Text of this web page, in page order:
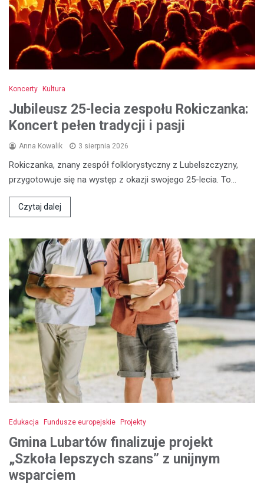
Koncerty Kultura
Jubileusz 25-lecia zespołu Rokiczanka:
Koncert pełen tradycji i pasji
Anna Kowalik 3 sierpnia 2026
Rokiczanka, znany zespół folklorystyczny z Lubelszczyzny,
przygotowuje się na występ z okazji swojego 25-lecia. To…
Czytaj dalej
Edukacja Fundusze europejskie Projekty
Gmina Lubartów finalizuje projekt
„Szkoła lepszych szans” z unijnym
wsparciem